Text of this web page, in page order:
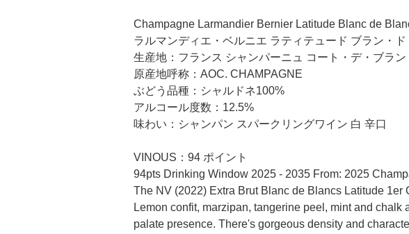
Champagne Larmandier Bernier Latitude Blanc de
ラルマンディエ・ベルニエ ラティテュード ブラン・
生産地：フランス シャンパーニュ コート・デ・ブラン
原産地呼称：AOC. CHAMPAGNE
ぶどう品種：シャルドネ100%
アルコール度数：12.5%
味わい：シャンパン スパークリングワイン 白 辛口
VINOUS：94 ポイント
94pts Drinking Window 2025 - 2035 From: 2025
The NV (2022) Extra Brut Blanc de Blancs Latitude
Lemon confit, marzipan, tangerine peel, mint and
palate presence. There's gorgeous density and